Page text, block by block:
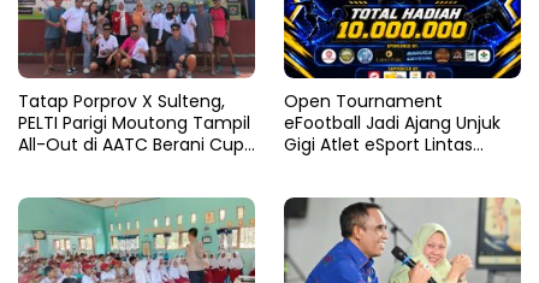
Tatap Porprov X Sulteng,
PELTI Parigi Moutong Tampil
All-Out di AATC Berani Cup
Open Tournament
eFootball Jadi Ajang Unjuk
Gigi Atlet eSport Lintas